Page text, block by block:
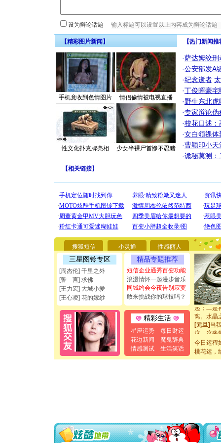
设为辩论话题
【精彩图片新闻】
手机竟收到色情图片 情侣偷情被电视直播
性文化扑克牌亮相 少女半裸尸首惨不忍睹
【热门新闻
·萨达姆绞刑
·公安部发A
·纪念逝者
·丁俊晖豪
·野生东北
·专家辩论伪
·校花口述：
·女白领祼体
·曹颖印小天
·诡秘莫测：
【相关链接】
搜狐短信 小灵通 性感丽人
三星图铃专区
[周杰伦] 千里之外
[誓 言] 求佛
[王力宏] 大城小爱
[王心凌] 花的嫁纱
精品专题推荐
短信企业通秀百变功能
浪漫情怀一起漫步音乐
同城约会今夜告别寂寞
敢来挑战你的球技吗？
精彩生活
星座运势
每日财运
花边新闻
魔鬼辞典
情感测试
生活笑话
[圣诞节]
你太多
要平安
[圣诞节]
能正大光
都要快乐
[圣诞节]
如意,快
[元旦]看
断电。爱
你是我专
[元旦]如
起；二是
离。水晶
[元旦]当
泣，这痛
卖了。
[春节]风
颜！冬去
[圣诞节]
能正大光
都要快乐
今日运程
桃花运，